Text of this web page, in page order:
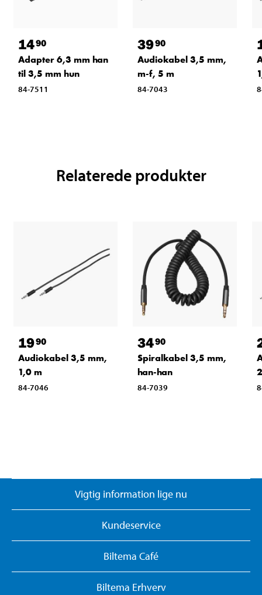
1490
Adapter 6,3 mm han
til 3,5 mm hun
84-7511
3990
Audiokabel 3,5 mm,
m-f, 5 m
84-7043
Relaterede produkter
1990
Audiokabel 3,5 mm,
1,0 m
84-7046
3490
Spiralkabel 3,5 mm,
han-han
84-7039
Vigtig information lige nu
Kundeservice
Biltema Café
Biltema Erhverv